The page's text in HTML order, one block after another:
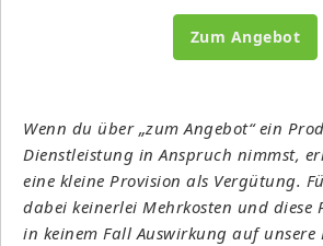
Zum Angebot
Wenn du über „zum Angebot“ ein
Dienstleistung in Anspruch nimmst,
eine kleine Provision als Vergütung.
dabei keinerlei Mehrkosten und diese
in keinem Fall Auswirkung auf unsere